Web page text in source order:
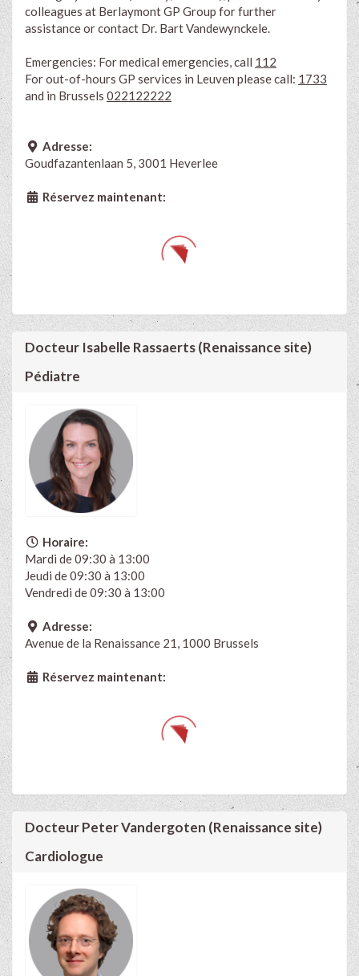
colleagues at Berlaymont GP Group for further
assistance or contact Dr. Bart Vandewynckele.
Emergencies: For medical emergencies, call 112
For out-of-hours GP services in Leuven please call: 1733
and in Brussels 022122222
Adresse:
Goudfazantenlaan 5, 3001 Heverlee
Réservez maintenant:
Docteur Isabelle Rassaerts (Renaissance site)
Pédiatre
Horaire:
Mardi de 09:30 à 13:00
Jeudi de 09:30 à 13:00
Vendredi de 09:30 à 13:00
Adresse:
Avenue de la Renaissance 21, 1000 Brussels
Réservez maintenant:
Docteur Peter Vandergoten (Renaissance site)
Cardiologue